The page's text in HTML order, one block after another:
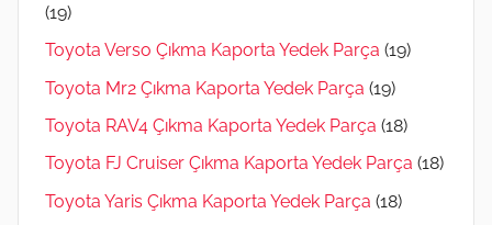
(19)
Toyota Verso Çıkma Kaporta Yedek Parça (19)
Toyota Mr2 Çıkma Kaporta Yedek Parça (19)
Toyota RAV4 Çıkma Kaporta Yedek Parça (18)
Toyota FJ Cruiser Çıkma Kaporta Yedek Parça (18)
Toyota Yaris Çıkma Kaporta Yedek Parça (18)